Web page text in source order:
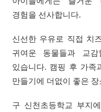
경험을 선사합니다.
신선한 우유로 직접 치
귀여운 동물들과 교
있습니다. 캠핑 후 가족
만들기에 더없이 좋은
구 신천초등학교 부지